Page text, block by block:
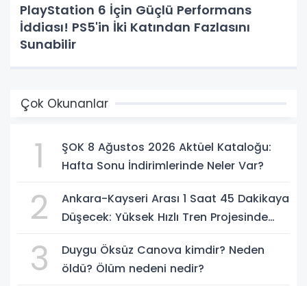
PlayStation 6 İçin Güçlü Performans
İddiası! PS5'in İki Katından Fazlasını
Sunabilir
Çok Okunanlar
1
ŞOK 8 Ağustos 2026 Aktüel Kataloğu:
Hafta Sonu İndirimlerinde Neler Var?
2
Ankara-Kayseri Arası 1 Saat 45 Dakikaya
Düşecek: Yüksek Hızlı Tren Projesinde
3
Duygu Öksüz Canova kimdir? Neden
öldü? Ölüm nedeni nedir?